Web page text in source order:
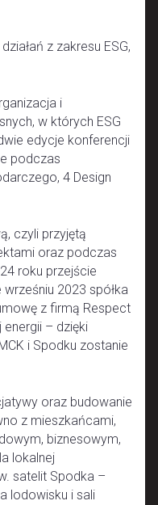
z zakresu ESG,
i
w których ESG
edycje konferencji
podczas
4 Design
czyli przyjętą
oraz podczas
roku przejście
wrześniu 2023 spółka
z firmą Respect
energii – dzięki
i Spodku zostanie
oraz budowanie
z mieszkańcami,
biznesowym,
lokalnej
satelit Spodka –
lodowisku i sali